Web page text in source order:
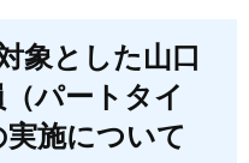
象とした山口
パートタイ
施について